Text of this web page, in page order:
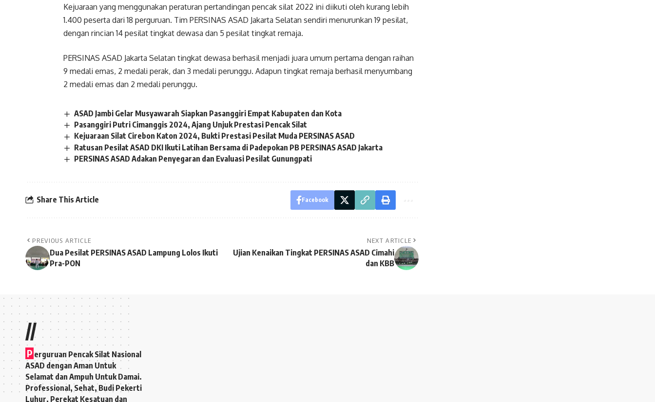
Kejuaraan yang menggunakan peraturan pertandingan pencak silat 2022 ini diikuti oleh kurang lebih
1.400 peserta dari 18 perguruan. Tim PERSINAS ASAD Jakarta Selatan sendiri menurunkan 19 pesilat,
dengan rincian 14 pesilat tingkat dewasa dan 5 pesilat tingkat remaja.
PERSINAS ASAD Jakarta Selatan tingkat dewasa berhasil menjadi juara umum pertama dengan raihan
9 medali emas, 2 medali perak, dan 3 medali perunggu. Adapun tingkat remaja berhasil menyumbang
2 medali emas dan 2 medali perunggu.
ASAD Jambi Gelar Musyawarah Siapkan Pasanggiri Empat Kabupaten dan Kota
Pasanggiri Putri Cimanggis 2024, Ajang Unjuk Prestasi Pencak Silat
Kejuaraan Silat Cirebon Katon 2024, Bukti Prestasi Pesilat Muda PERSINAS ASAD
Ratusan Pesilat ASAD DKI Ikuti Latihan Bersama di Padepokan PB PERSINAS ASAD Jakarta
PERSINAS ASAD Adakan Penyegaran dan Evaluasi Pesilat Gunungpati
Share This Article Facebook
PREVIOUS ARTICLE
Dua Pesilat PERSINAS ASAD Lampung Lolos Ikuti
Pra-PON
NEXT ARTICLE
Ujian Kenaikan Tingkat PERSINAS ASAD Cimahi
dan KBB
//
P erguruan Pencak Silat Nasional
ASAD dengan Aman Untuk
Selamat dan Ampuh Untuk Damai.
Professional, Sehat, Budi Pekerti
Luhur, Perekat Kesatuan dan